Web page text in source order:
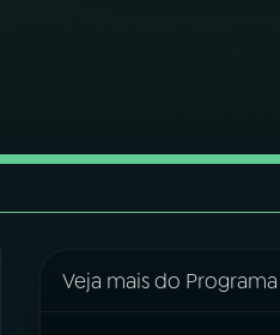
Veja mais do Programa